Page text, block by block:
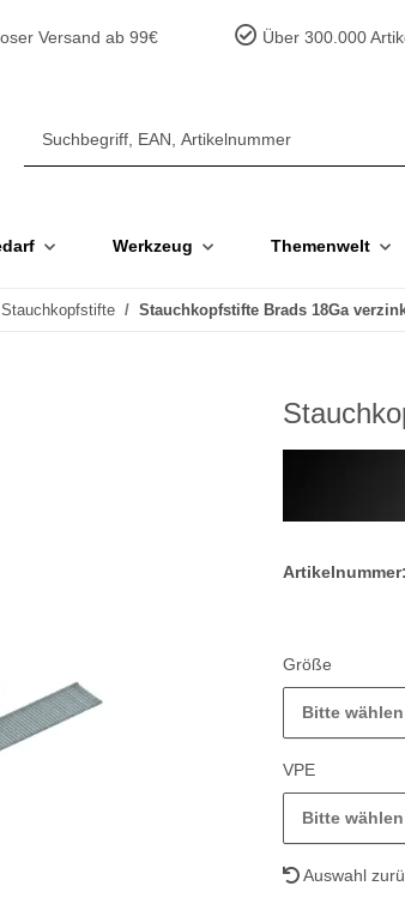
Versand ab 99€ Über 300.000
Werkzeug Themenwelt
Stauchkopfstifte Stauchkopfstifte Brads 18Ga
Artikelnummer:
Größe
Bitte
VPE
Bitte
Auswahl